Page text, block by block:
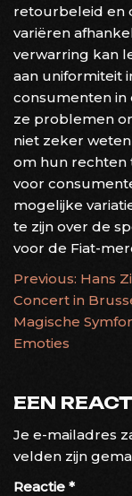
retourbeleid en
variëren
verwarring kan
aan uniformiteit
consumenten in
ze problemen
niet zeker
om hun rechten
voor
mogelijke
te zijn over de
voor de Fiat-
Previous: Hans
Concert in
Magische
Emoties
EEN
Je e-mailadres
velden zijn
Reactie *